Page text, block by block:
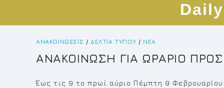
search
ΑΝΑΚΟΙΝΏΣΕΙΣ /ΔΕΛΤΊΑ ΤΎΠΟΥ / ΝΈΑ
AΝΑΚΟΙΝΩΣΗ ΓΙΑ ΩΡΑΡΙΟ
Έως τις 9 το πρωί αύριο Πέμπτη 9 Φεβρουαρίου